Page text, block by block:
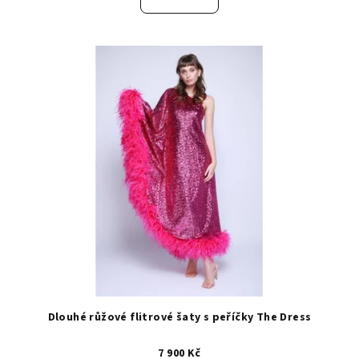
Dlouhé růžové flitrové šaty s peříčky The Dress
7 900 Kč